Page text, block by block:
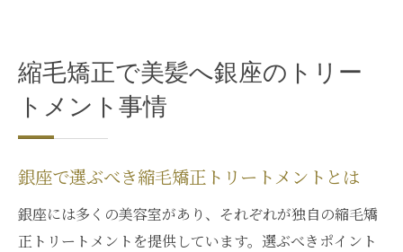
縮毛矯正で美髪へ銀座のトリー
トメント事情
銀座で選ぶべき縮毛矯正トリートメントとは
銀座には多くの美容室があり、それぞれが独自の縮毛矯
正トリートメントを提供しています。選ぶべきポイント